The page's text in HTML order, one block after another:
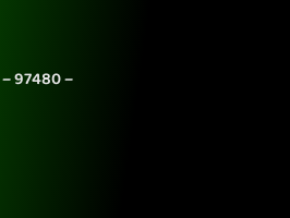
– 97480 –